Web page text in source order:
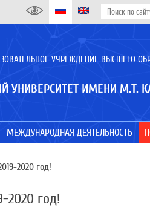
УЧРЕЖДЕНИЕ ВЫСШЕГО
УНИВЕРСИТЕТ ИМЕНИ М.Т.
МЕЖДУНАРОДНАЯ ДЕЯТЕЛЬНОСТЬ
2020 год!
2020 год!